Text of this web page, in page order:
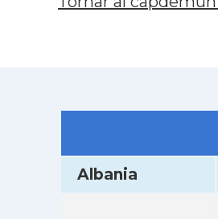
Albania